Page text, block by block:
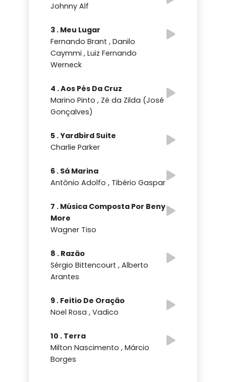
Johnny Alf
3 . Meu Lugar
Fernando Brant , Danilo
Caymmi , Luiz Fernando
Werneck
4 . Aos Pés Da Cruz
Marino Pinto , Zé da Zilda (José
Gonçalves)
5 . Yardbird Suite
Charlie Parker
6 . Sá Marina
Antônio Adolfo , Tibério Gaspar
7 . Música Composta Por Beny
More
Wagner Tiso
8 . Razão
Sérgio Bittencourt , Alberto
Arantes
9 . Feitio De Oração
Noel Rosa , Vadico
10 . Terra
Milton Nascimento , Márcio
Borges